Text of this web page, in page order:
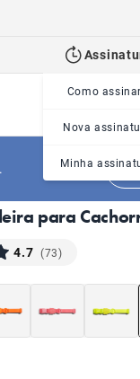
Como
Nova
Minha
Cachorros|
para
4.7 (73)